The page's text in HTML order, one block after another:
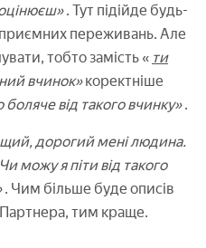
. Тут підійде будь-
переживань. Але
тобто замість « ти
вчинок»коректніше
боляче від такого вчинку».
дорогий мені людина.
можу я піти від такого
. Чим більше буде описів
тим краще.